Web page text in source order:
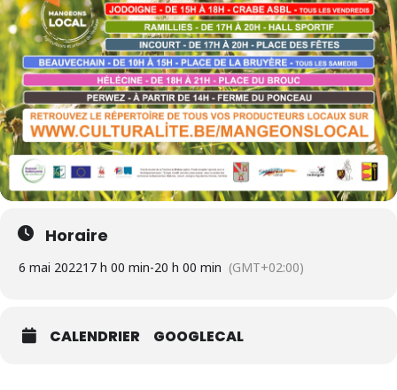
Horaire
6 mai 202217 h 00 min-20 h 00 min (GMT+02:00)
CALENDRIER GOOGLECAL